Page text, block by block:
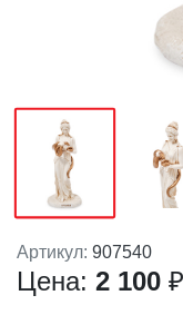
Артикул: 907540
Цена: 2 100 ₽